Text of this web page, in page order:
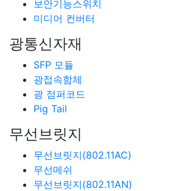
보안기능스위치
미디어 컨버터
광통신자재
SFP 모듈
광접속함체
광 점퍼코드
Pig Tail
무선브릿지
무선브릿지(802.11AC)
무선메쉬
무선브릿지(802.11AN)